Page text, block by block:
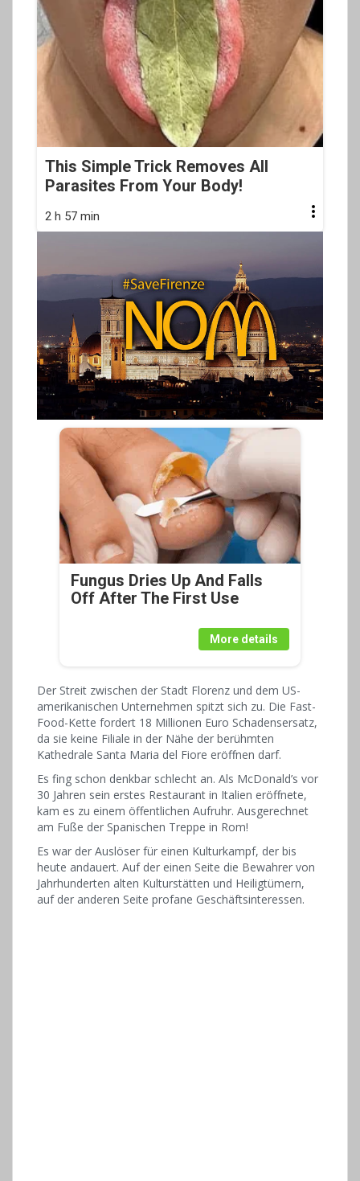
This Simple Trick Removes All
Parasites From Your Body!
2 h 57 min
Fungus Dries Up And Falls
Off After The First Use
More details
Der Streit zwischen der Stadt Florenz und dem US-
amerikanischen Unternehmen spitzt sich zu. Die Fast-
Food-Kette fordert 18 Millionen Euro Schadensersatz,
da sie keine Filiale in der Nähe der berühmten
Kathedrale Santa Maria del Fiore eröffnen darf.
Es fing schon denkbar schlecht an. Als McDonald’s vor
30 Jahren sein erstes Restaurant in Italien eröffnete,
kam es zu einem öffentlichen Aufruhr. Ausgerechnet
am Fuße der Spanischen Treppe in Rom!
Es war der Auslöser für einen Kulturkampf, der bis
heute andauert. Auf der einen Seite die Bewahrer von
Jahrhunderten alten Kulturstätten und Heiligtümern,
auf der anderen Seite profane Geschäftsinteressen.